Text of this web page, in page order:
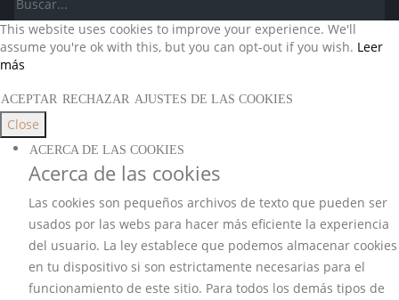
This website uses cookies to improve your experience. We'll
assume you're ok with this, but you can opt-out if you wish. Leer
más
ACEPTAR RECHAZAR AJUSTES DE LAS COOKIES
Close
ACERCA DE LAS COOKIES
Acerca de las cookies
Las cookies son pequeños archivos de texto que pueden ser
usados por las webs para hacer más eficiente la experiencia
del usuario. La ley establece que podemos almacenar cookies
en tu dispositivo si son estrictamente necesarias para el
funcionamiento de este sitio. Para todos los demás tipos de